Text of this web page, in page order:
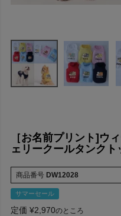
［お名前プリント]ウ
ェリークールタンクト
商品番号 DW12028
サマーセール
定価 ¥2,970のところ